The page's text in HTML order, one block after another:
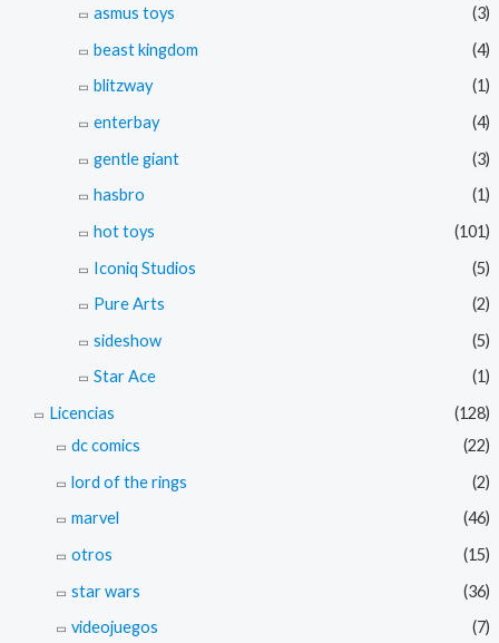
asmus toys
(3)
beast kingdom
(4)
blitzway
(1)
enterbay
(4)
gentle giant
(3)
hasbro
(1)
hot toys
(101)
Iconiq Studios
(5)
Pure Arts
(2)
sideshow
(5)
Star Ace
(1)
Licencias
(128)
dc comics
(22)
lord of the rings
(2)
marvel
(46)
otros
(15)
star wars
(36)
videojuegos
(7)